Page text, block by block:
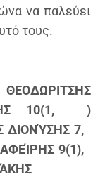
να παλεύει
τους.
10(1, )
7,
9(1),